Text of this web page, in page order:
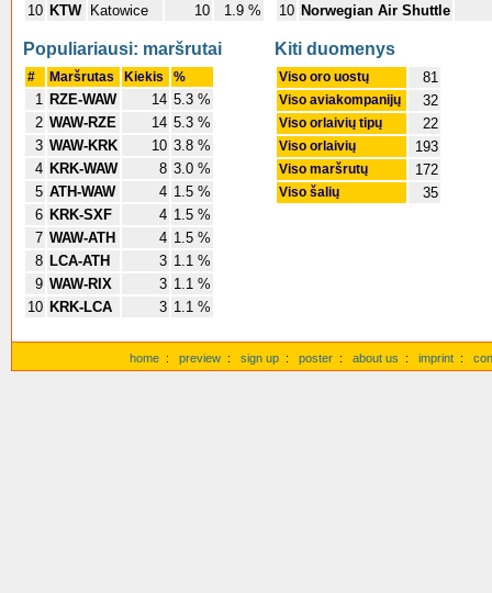
10 KTW Katowice 10 1.9 %
10 Norwegian Air Shuttle
Populiariausi: maršrutai
# Maršrutas Kiekis %
1 RZE-WAW 14 5.3 %
2 WAW-RZE 14 5.3 %
3 WAW-KRK 10 3.8 %
4 KRK-WAW 8 3.0 %
5 ATH-WAW 4 1.5 %
6 KRK-SXF 4 1.5 %
7 WAW-ATH 4 1.5 %
8 LCA-ATH 3 1.1 %
9 WAW-RIX 3 1.1 %
10 KRK-LCA 3 1.1 %
Kiti duomenys
Viso oro uostų 81
Viso aviakompanijų 32
Viso orlaivių tipų 22
Viso orlaivių 193
Viso maršrutų 172
Viso šalių 35
home : preview : sign up : poster : about us : imprint :